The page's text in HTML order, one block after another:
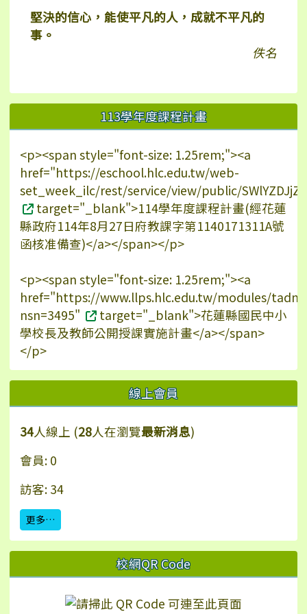
堅決的信心，能使平凡的人，成就不平凡的
事。
佚名
113學年度課程計畫
<p><span style="font-size: 1.25rem;"><a
href="https://eschool.hlc.edu.tw/web-
set_week_ilc/rest/service/view/public/
target="_blank">114學年度課程計畫(經花蓮
縣政府114年8月27日府教課字第1140171311A號
函核准備查)</a></span></p>
<p><span style="font-size: 1.25rem;"><a
href="https://www.llps.hlc.edu.tw/modules/
nsn=3495"
target="_blank">花蓮縣國民中小
學校長及教師公開授課實施計畫</a></span>
</p>
線上會員
34人線上 (28人在瀏覽最新消息)
會員: 0
訪客: 34
更多…
校網QR Code